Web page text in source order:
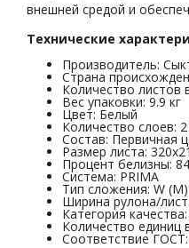
внешней средой и
Технические
Производитель:
Страна
Количество листов
Вес упаковки: 9.9 кг
Цвет: Белый
Количество слоев: 2
Состав: Первичная
Размер листа:
Процент белизны:
Система: PRIMA
Тип сложения: W (M)
Ширина рулона/
Категория
Количество единиц
Соответствие